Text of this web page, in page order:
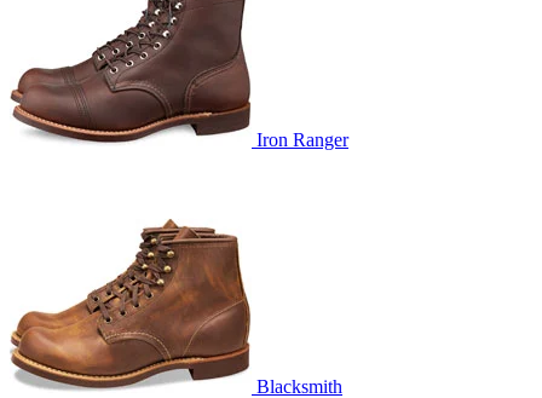
Iron Ranger
Blacksmith